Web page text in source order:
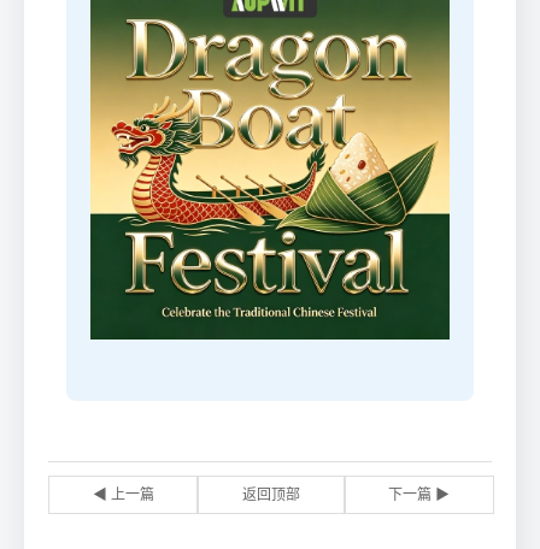
◀ 上一篇 返回顶部 下一篇 ▶